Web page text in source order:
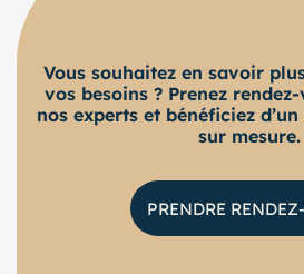
Vous souhaitez en savoir
vos besoins ? Prenez
nos experts et bénéficiez
sur mesure.
PRENDRE